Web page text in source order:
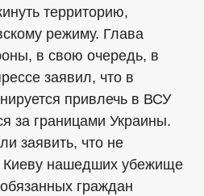
территорию,
режиму. Глава
в свою очередь, в
заявил, что в
привлечь в ВСУ
за границами Украины.
заявить, что не
Киеву нашедших убежище
граждан